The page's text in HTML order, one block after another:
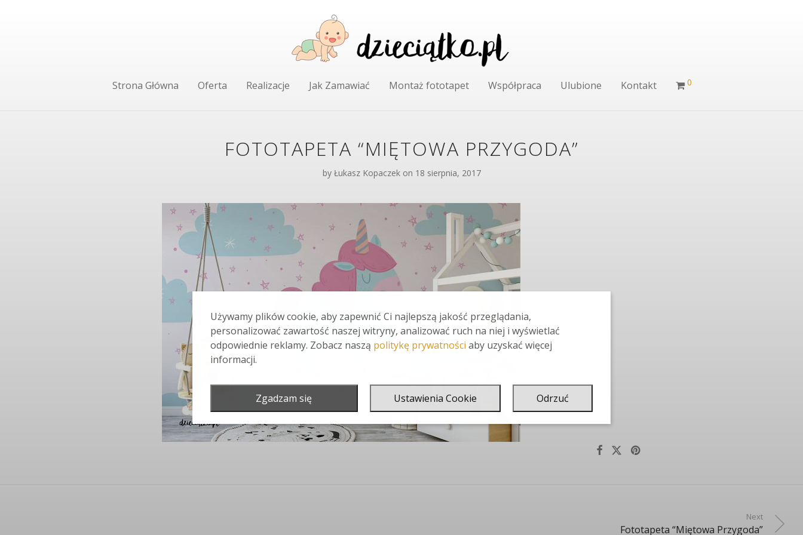
Strona Główna Oferta Realizacje Jak Zamawiać Montaż fototapet Współpraca Ulubione Kontakt 0
FOTOTAPETA “MIĘTOWA PRZYGODA”
by Łukasz Kopaczek on 18 sierpnia, 2017
Next
Fototapeta “Miętowa Przygoda”
Używamy plików cookie, aby zapewnić Ci najlepszą jakość przeglądania,
personalizować zawartość naszej witryny, analizować ruch na niej i wyświetlać
odpowiednie reklamy. Zobacz naszą politykę prywatności aby uzyskać więcej
informacji.
Zgadzam się Ustawienia Cookie Odrzuć